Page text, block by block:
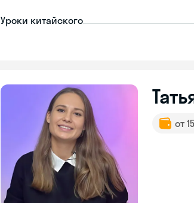
Уроки китайского
от